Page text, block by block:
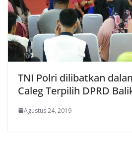
TNI Polri dilibatkan
Caleg Terpilih DPRD
Agustus 24, 2019